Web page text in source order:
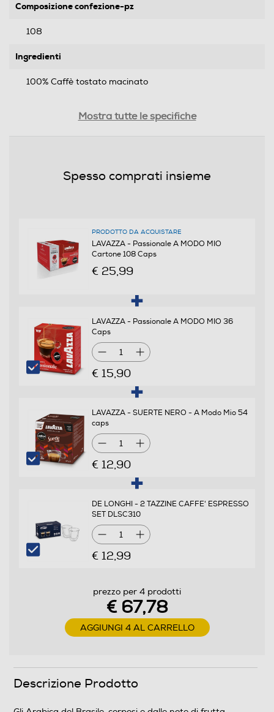
Composizione confezione-pz
108
Ingredienti
100% Caffè tostato macinato
Passionale A Modo Mio
Armonioso, pieno, dolce, Tostatura Scura, 100% Arabica
Dimensioni - Peso
Informazioni sulla sicurezza del prodotto
Clicca qui
Mostra tutte le specifiche
Spesso comprati insieme
PRODOTTO DA ACQUISTARE
LAVAZZA - Passionale A MODO MIO
Cartone 108 Caps
€ 25,99
LAVAZZA - Passionale A MODO MIO 36
Caps
1
€ 15,90
LAVAZZA - SUERTE NERO - A Modo Mio 54
caps
1
€ 12,90
DE LONGHI - 2 TAZZINE CAFFE' ESPRESSO
SET DLSC310
1
€ 12,99
prezzo per 4 prodotti
€ 67,78
AGGIUNGI 4 AL CARRELLO
Descrizione Prodotto